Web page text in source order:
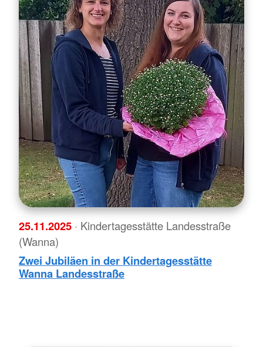
25.11.2025 · Kindertagesstätte Landesstraße
(Wanna)
Zwei Jubiläen in der Kindertagesstätte
Wanna Landesstraße